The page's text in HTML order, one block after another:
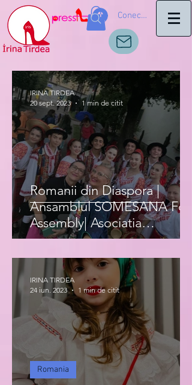
Conectează-te
Romanii din Diaspora |
Ansamblul SOMESANA Folk
Assembly| Asociatia
Romanilor IRIS Italia|
IRINA TIRDEA
20 sept. 2023
1 min de citit
Romania
IRINA TIRDEA
24 iun. 2023
1 min de citit